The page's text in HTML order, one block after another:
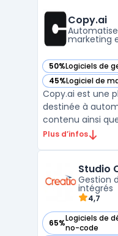
pipeline
des remontées
Copy.ai
marketing
50%Logiciels de
— voir Copy.ai
45%Logiciel de
— voir Copy.ai
Copy.ai est une
destinée à
contenu ainsi
et de marketing.
leurs procédures
workflow permet
Plus d’infos
Studio
Gestion
intégrés
4,7
65%Logiciels de
no-code
— voir Studio